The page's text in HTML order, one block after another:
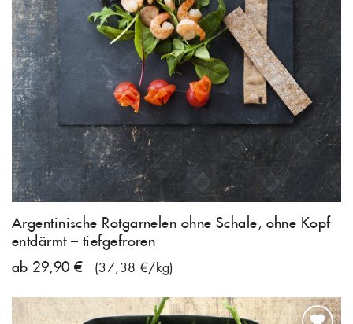
Argentinische Rotgarnelen ohne Schale, ohne Kopf
entdärmt – tiefgefroren
ab 29,90 €
(37,38 €/kg)